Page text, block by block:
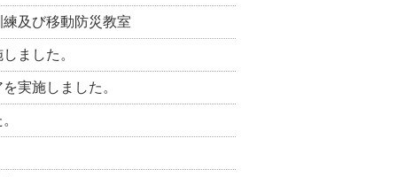
及び移動防災教室
ました。
実施しました。